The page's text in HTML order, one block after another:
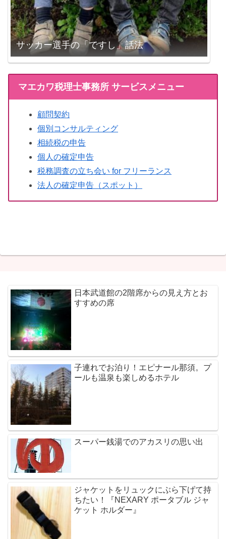
サッカー選手の「ですし」話法
マエカワ税理士事務所 サービスメニュー
顧問契約
個別コンサルティング
相続税の申告
個人の確定申告
税務調査の立ち会い for フリーランス
法人の確定申告（スポット）
日本武道館の2階席からの見え方とお
すすめの席
子連れでお泊り！エピナール那須。プ
ールも温泉も楽しめるホテル
スーパー銭湯でのアカスリの思い出
ジャケットをリュックにぶら下げて持
ちたい！『NEXARY ポータブル ジャ
ケット ホルダー』